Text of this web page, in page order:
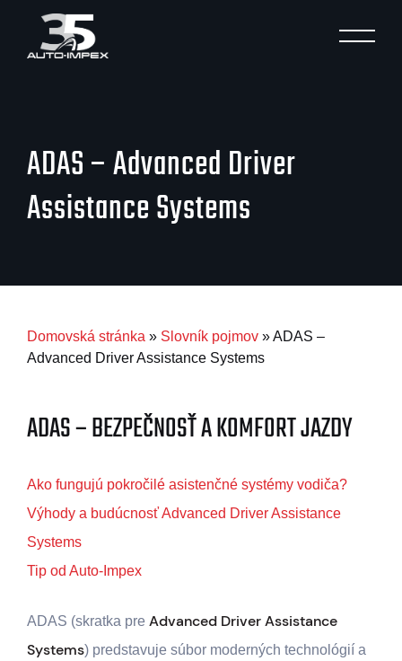
MENU
ADAS – Advanced Driver
Assistance Systems
Domovská stránka » Slovník pojmov »ADAS –
Advanced Driver Assistance Systems
ADAS – BEZPEČNOSŤ A KOMFORT JAZDY
Ako fungujú pokročilé asistenčné systémy vodiča?
Výhody a budúcnosť Advanced Driver Assistance
Systems
Tip od Auto-Impex
ADAS (skratka pre Advanced Driver Assistance
Systems) predstavuje súbor moderných technológií a